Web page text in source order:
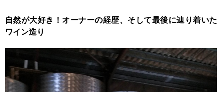
自然が大好き！オーナーの経歴、そして最後に辿り着いた
ワイン造り